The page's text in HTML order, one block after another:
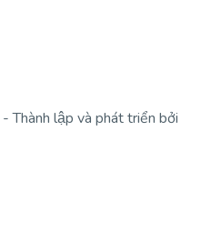
- Thành lập và phát triển bởi